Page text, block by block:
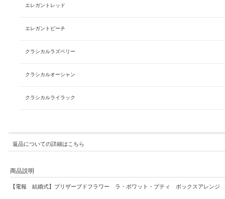
エレガントレッド
エレガントピーチ
クラシカルラズベリー
クラシカルオーシャン
クラシカルライラック
返品についての詳細はこちら
商品説明
【電報 結婚式】プリザーブドフラワー ラ・ボワット・プティ ボックスアレンジ